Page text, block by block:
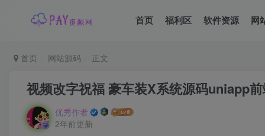
首页 福利区 软件资源 网
首页 网站源码 正文
视频改字祝福 豪车装X系统源码uniapp
优秀作者
2年前更新